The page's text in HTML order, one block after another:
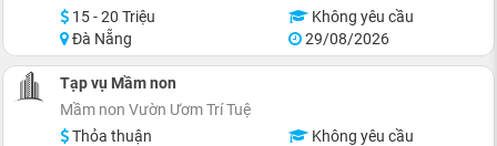
15 - 20 Triệu
Không yêu cầu
Đà Nẵng
29/08/2026
Tạp vụ Mầm non
Mầm non Vườn Ươm Trí Tuệ
Thỏa thuận
Không yêu cầu